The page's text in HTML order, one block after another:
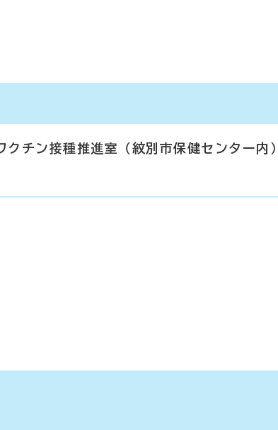
クチン接種推進室（紋別市保健センター内）